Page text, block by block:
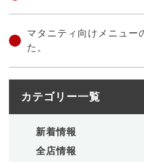
マタニティ向けメニュー
た。
カテゴリー一覧
新着情報
全店情報